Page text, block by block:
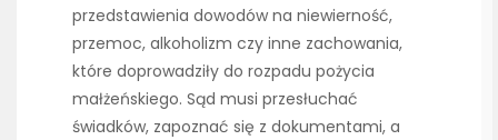
przedstawienia dowodów na niewierność,
przemoc, alkoholizm czy inne zachowania,
które doprowadziły do rozpadu pożycia
małżeńskiego. Sąd musi przesłuchać
świadków, zapoznać się z dokumentami, a